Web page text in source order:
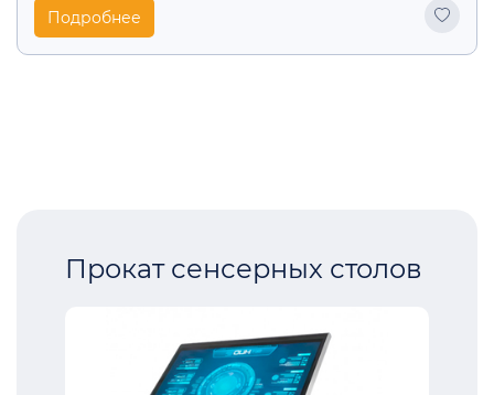
Подробнее
Прокат сенсерных столов